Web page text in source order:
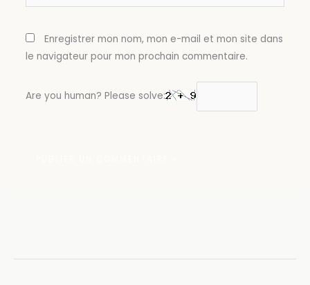
Enregistrer mon nom, mon e-mail et mon site dans
le navigateur pour mon prochain commentaire.
Are you human? Please solve: